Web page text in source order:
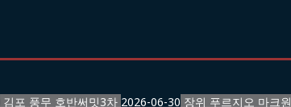
김포 풍무 호반써밋3차 2026-06-30 장위 푸르지오 마크원